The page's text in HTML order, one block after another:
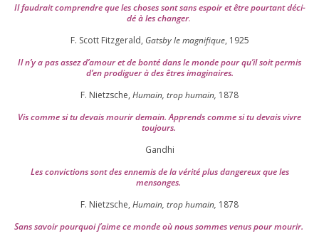
Il fau­drait com­prendre que les choses sont sans espoir et être pour­tant déci­
dé à les chan­ger.
F. Scott Fitzgerald, Gatsby le magni­fique, 1925
Il n’y a pas assez d’a­mour et de bon­té dans le monde pour qu’il soit per­mis
d’en pro­di­guer à des êtres imaginaires.
F. Nietzsche, Humain, trop humain, 1878
Vis comme si tu devais mou­rir demain. Apprends comme si tu devais vivre
toujours.
Gandhi
Les convic­tions sont des enne­mis de la véri­té plus dan­ge­reux que les
mensonges.
F. Nietzsche, Humain, trop humain, 1878
Sans savoir pour­quoi j’aime ce monde où nous sommes venus pour mourir.